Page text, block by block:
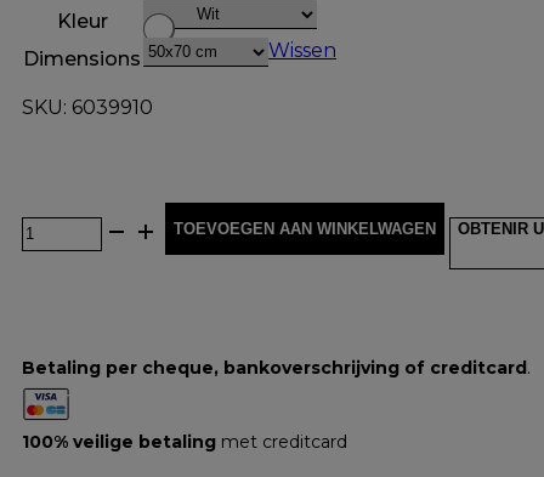
Kleur
Dimensions
Wissen
SKU: 6039910
TOEVOEGEN AAN WINKELWAGEN OBTENIR
Betaling per cheque, bankoverschrijving of creditcard.
100% veilige betaling met creditcard